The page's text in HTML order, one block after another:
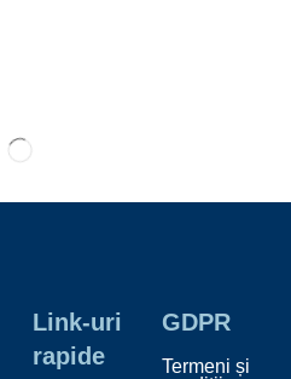
Link-uri
rapide
GDPR
Termeni și